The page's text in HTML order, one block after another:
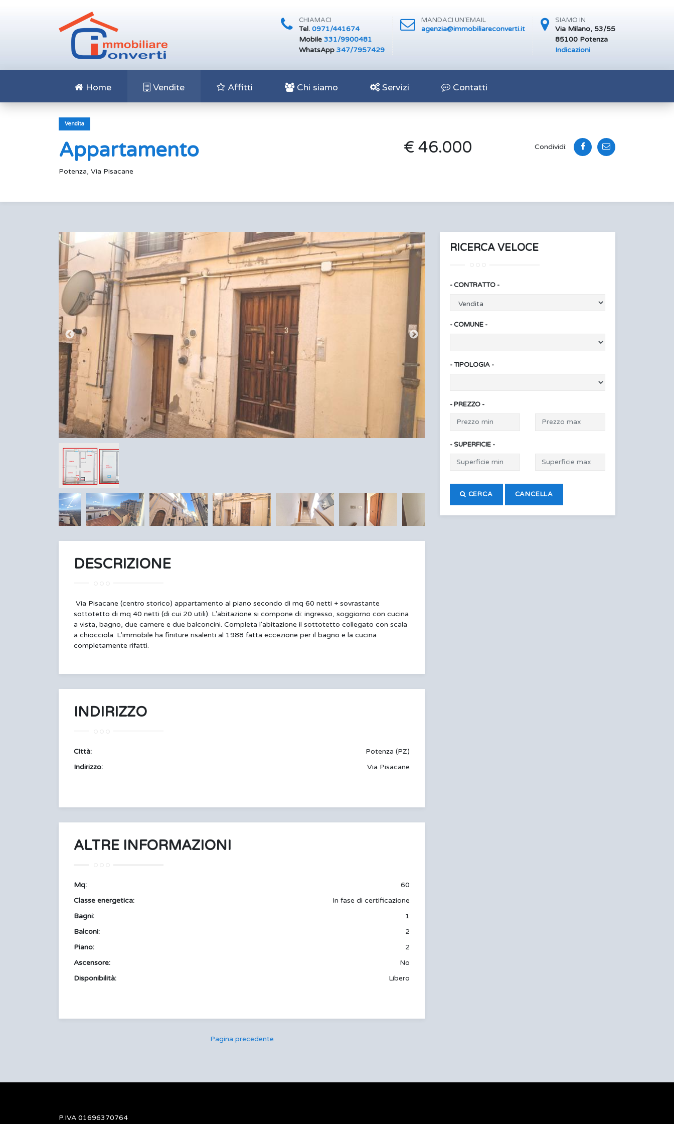
CHIAMACI
Tel. 0971/441674
Mobile 331/9900481
WhatsApp 347/7957429
MANDACI UN'EMAIL
agenzia@immobiliareconverti.it
SIAMO IN
Via Milano, 53/55
85100 Potenza
Indicazioni
Home Vendite Affitti Chi siamo Servizi Contatti
Vendita
Appartamento
Potenza, Via Pisacane
€ 46.000 Condividi:
DESCRIZIONE
Via Pisacane (centro storico) appartamento al piano secondo di mq 60 netti + sovrastante
sottotetto di mq 40 netti (di cui 20 utili). L'abitazione si compone di: ingresso, soggiorno con cucina
a vista, bagno, due camere e due balconcini. Completa l'abitazione il sottotetto collegato con scala
a chiocciola. L'immobile ha finiture risalenti al 1988 fatta eccezione per il bagno e la cucina
completamente rifatti.
INDIRIZZO
Città:
Potenza (PZ)
Indirizzo:
Via Pisacane
ALTRE INFORMAZIONI
Mq:
60
Classe energetica:
In fase di certificazione
Bagni:
1
Balconi:
2
Piano:
2
Ascensore:
No
Disponibilità:
Libero
Pagina precedente
RICERCA VELOCE
- CONTRATTO -
- COMUNE -
- TIPOLOGIA -
- PREZZO -
- SUPERFICIE -
CERCA CANCELLA
P.IVA 01696370764